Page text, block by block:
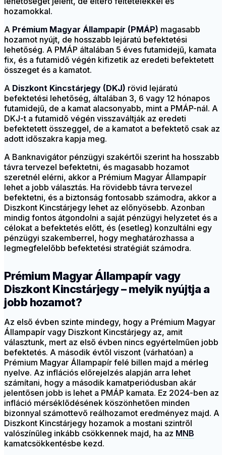
hozamokkal.
A Prémium Magyar Állampapír (PMÁP) magasabb
hozamot nyújt, de hosszabb lejáratú befektetési
lehetőség. A PMÁP általában 5 éves futamidejű, kamata
fix, és a futamidő végén kifizetik az eredeti befektetett
összeget és a kamatot.
A Diszkont Kincstárjegy (DKJ) rövid lejáratú
befektetési lehetőség, általában 3, 6 vagy 12 hónapos
futamidejű, de a kamat alacsonyabb, mint a PMÁP-nál. A
DKJ-t a futamidő végén visszaváltják az eredeti
befektetett összeggel, de a kamatot a befektető csak az
adott időszakra kapja meg.
A Banknavigátor pénzügyi szakértői szerint ha hosszabb
távra tervezel befektetni, és magasabb hozamot
szeretnél elérni, akkor a Prémium Magyar Állampapír
lehet a jobb választás. Ha rövidebb távra tervezel
befektetni, és a biztonság fontosabb számodra, akkor a
Diszkont Kincstárjegy lehet az előnyösebb. Azonban
mindig fontos átgondolni a saját pénzügyi helyzetet és a
célokat a befektetés előtt, és (esetleg) konzultálni egy
pénzügyi szakemberrel, hogy meghatározhassa a
legmegfelelőbb befektetési stratégiát számodra.
Prémium Magyar Állampapír vagy
Diszkont Kincstárjegy – melyik nyújtja a
jobb hozamot?
Az első évben szinte mindegy, hogy a Prémium Magyar
Állampapír vagy Diszkont Kincstárjegy az, amit
választunk, mert az első évben nincs egyértelműen jobb
befektetés. A második évtől viszont (várhatóan) a
Prémium Magyar Állampapír felé billen majd a mérleg
nyelve. Az inflációs előrejelzés alapján arra lehet
számítani, hogy a második kamatperiódusban akár
jelentősen jobb is lehet a PMÁP kamata. Ez 2024-ben az
infláció mérséklődésének köszönhetően minden
bizonnyal számottevő reálhozamot eredményez majd. A
Diszkont Kincstárjegy hozamok a mostani szintről
valószínűleg inkább csökkennek majd, ha az MNB
kamatcsökkentésbe kezd.